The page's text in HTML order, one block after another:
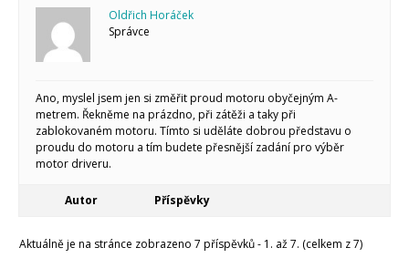
Oldřich Horáček
Správce
Ano, myslel jsem jen si změřit proud motoru obyčejným A-
metrem. Řekněme na prázdno, při zátěži a taky při
zablokovaném motoru. Tímto si uděláte dobrou představu o
proudu do motoru a tím budete přesnější zadání pro výběr
motor driveru.
Autor Příspěvky
Aktuálně je na stránce zobrazeno 7 příspěvků - 1. až 7. (celkem z 7)